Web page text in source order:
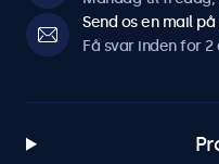
Software og
Windows 8, 10, 11
Windows Embedded
Send os en mail
Få svar inden for